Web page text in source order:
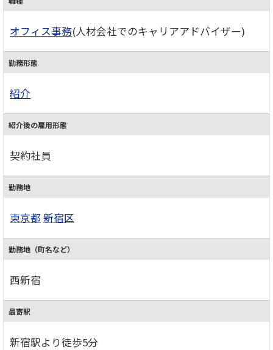
オフィス事務(人材会社でのキャリアアドバイザー)
勤務形態
紹介
紹介後の雇用形態
契約社員
勤務地
東京都 新宿区
勤務地（町名など）
西新宿
最寄駅
新宿駅より徒歩5分